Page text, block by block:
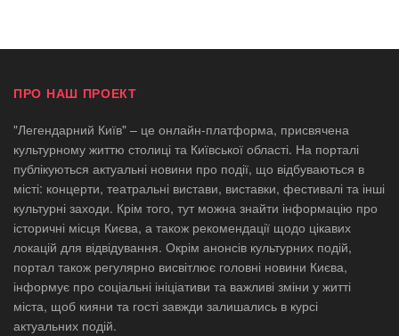
ПРО НАШ ПРОЕКТ
"Легендарний Київ" – це онлайн-платформа, присвячена
культурному життю столиці та Київської області. На порталі
публікуються актуальні новини про події, що відбуваються в
місті: концерти, театральні вистави, виставки, фестивалі та інші
культурні заходи. Крім того, тут можна знайти інформацію про
історичні місця Києва, а також рекомендації щодо цікавих
локацій для відвідування. Окрім анонсів культурних подій,
портал також регулярно висвітлює головні новини Києва,
інформує про соціальні ініціативи та важливі зміни у житті
міста, щоб кияни та гості завжди залишались в курсі
актуальних подій.